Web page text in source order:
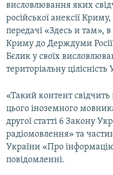
висловлювання яких
російської анексії
передачі «Здесь и там»,
Криму до Держдуми Росії
Бєлик у своїх
територіальну цілісність
«Такий контент свідчить
цього іноземного
другої статті 6 Закону
радіомовлення» та
України «Про
повідомленні.